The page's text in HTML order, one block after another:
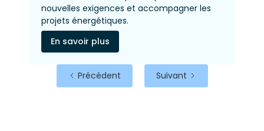
nouvelles exigences et accompagner les
projets énergétiques.
En savoir plus
Précédent Suivant